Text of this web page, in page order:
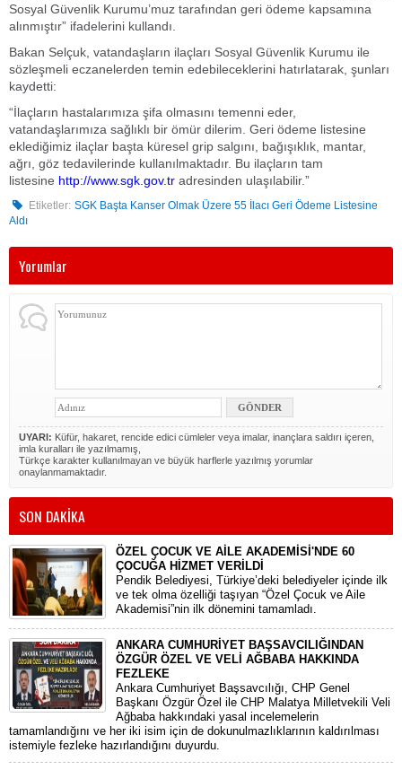
Sosyal Güvenlik Kurumu’muz tarafından geri ödeme kapsamına
alınmıştır” ifadelerini kullandı.
Bakan Selçuk, vatandaşların ilaçları Sosyal Güvenlik Kurumu ile
sözleşmeli eczanelerden temin edebileceklerini hatırlatarak, şunları
kaydetti:
“İlaçların hastalarımıza şifa olmasını temenni eder,
vatandaşlarımıza sağlıklı bir ömür dilerim. Geri ödeme listesine
eklediğimiz ilaçlar başta küresel grip salgını, bağışıklık, mantar,
ağrı, göz tedavilerinde kullanılmaktadır. Bu ilaçların tam
listesine http://www.sgk.gov.tr adresinden ulaşılabilir.”
Etiketler: SGK Başta Kanser Olmak Üzere 55 İlacı Geri Ödeme Listesine
Aldı
Yorumlar
UYARI: Küfür, hakaret, rencide edici cümleler veya imalar, inançlara saldırı içeren,
imla kuralları ile yazılmamış,
Türkçe karakter kullanılmayan ve büyük harflerle yazılmış yorumlar
onaylanmamaktadır.
SON DAKİKA
ÖZEL ÇOCUK VE AİLE AKADEMİSİ'NDE 60
ÇOCUĞA HİZMET VERİLDİ
Pendik Belediyesi, Türkiye’deki belediyeler içinde ilk
ve tek olma özelliği taşıyan “Özel Çocuk ve Aile
Akademisi”nin ilk dönemini tamamladı.
ANKARA CUMHURİYET BAŞSAVCILIĞINDAN
ÖZGÜR ÖZEL VE VELİ AĞBABA HAKKINDA
FEZLEKE
​Ankara Cumhuriyet Başsavcılığı, CHP Genel
Başkanı Özgür Özel ile CHP Malatya Milletvekili Veli
Ağbaba hakkındaki yasal incelemelerin
tamamlandığını ve her iki isim için de dokunulmazlıklarının kaldırılması
istemiyle fezleke hazırlandığını duyurdu.